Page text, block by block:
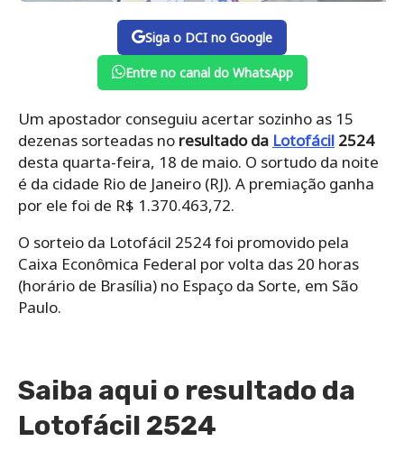
Siga o DCI no Google
Entre no canal do WhatsApp
Um apostador conseguiu acertar sozinho as 15
dezenas sorteadas no resultado da Lotofácil 2524
desta quarta-feira, 18 de maio. O sortudo da noite
é da cidade Rio de Janeiro (RJ). A premiação ganha
por ele foi de R$ 1.370.463,72.
O sorteio da Lotofácil 2524 foi promovido pela
Caixa Econômica Federal por volta das 20 horas
(horário de Brasília) no Espaço da Sorte, em São
Paulo.
Saiba aqui o resultado da
Lotofácil 2524